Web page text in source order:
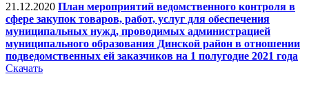
21.12.2020 План мероприятий ведомственного контроля в
сфере закупок товаров, работ, услуг для обеспечения
муниципальных нужд, проводимых администрацией
муниципального образования Динской район в отношении
подведомственных ей заказчиков на 1 полугодие 2021 года
Скачать